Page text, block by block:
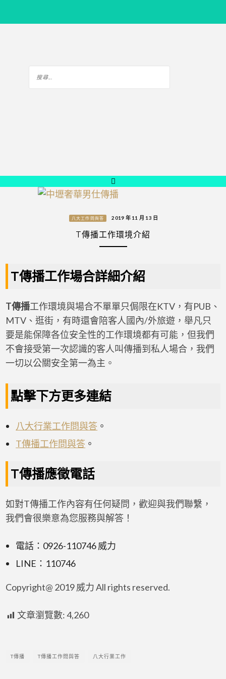
八大工作問與答 2019 年 11 月 13 日
T傳播工作環境介紹
T傳播工作場合詳細介紹
T傳播工作環境與場合不單單只侷限在KTV，有PUB、
MTV、逛街，有時還會陪客人國內/外旅遊，舉凡只
要是能保障各位安全性的工作環境都有可能，但我們
不會接受第一次認識的客人叫傳播到私人場合，我們
一切以公關安全第一為主。
點擊下方更多連結
八大行業工作問與答 。
T傳播工作問與答 。
T傳播應徵電話
如對T傳播工作內容有任何疑問，歡迎與我們聯繫，
我們會很樂意為您服務與解答！
電話：0926-110746 威力
LINE：110746
Copyright@ 2019 威力 All rights reserved.
文章瀏覽數:4,260
T傳播 T傳播工作問與答 八大行業工作